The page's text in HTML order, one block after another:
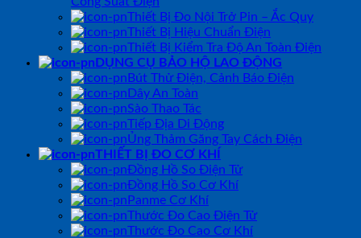
Thiết Bị Đo Nội Trở Pin – Ắc Quy
Thiết Bị Hiệu Chuẩn Điện
Thiết Bị Kiểm Tra Độ An Toàn Điện
DỤNG CỤ BẢO HỘ LAO ĐỘNG
Bút Thử Điện, Cảnh Báo Điện
Dây An Toàn
Sào Thao Tác
Tiếp Địa Di Động
Ủng Thảm Găng Tay Cách Điện
THIẾT BỊ ĐO CƠ KHÍ
Đồng Hồ So Điện Tử
Đồng Hồ So Cơ Khí
Panme Cơ Khí
Thước Đo Cao Điện Tử
Thước Đo Cao Cơ Khí